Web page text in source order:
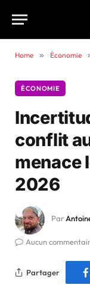
Home » Économie
ÉCONOMIE
conflit
menace
2026
Par
Aucun
Partager